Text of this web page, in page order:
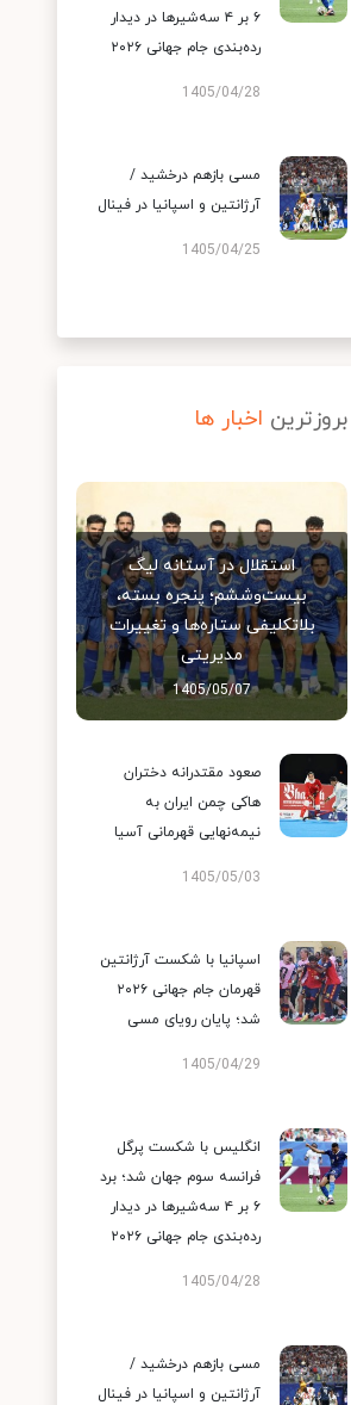
۶ بر ۴ سه‌شیرها در دیدار
رده‌بندی جام جهانی ۲۰۲۶
1405/04/28
مسی بازهم درخشید /
آرژانتین و اسپانیا در فینال
1405/04/25
بروزترین اخبار ها
استقلال در آستانه لیگ
بیست‌وششم؛ پنجره بسته،
بلاتکلیفی ستاره‌ها و تغییرات
مدیریتی
1405/05/07
صعود مقتدرانه دختران
هاکی چمن ایران به
نیمه‌نهایی قهرمانی آسیا
1405/05/03
اسپانیا با شکست آرژانتین
قهرمان جام جهانی ۲۰۲۶
شد؛ پایان رویای مسی
1405/04/29
انگلیس با شکست پرگل
فرانسه سوم جهان شد؛ برد
۶ بر ۴ سه‌شیرها در دیدار
رده‌بندی جام جهانی ۲۰۲۶
1405/04/28
مسی بازهم درخشید /
آرژانتین و اسپانیا در فینال